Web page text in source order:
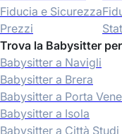
Fiducia e Sicurezza
Prezzi
Trova la Babysitter
Babysitter a Navigli
Babysitter a Brera
Babysitter a Porta
Babysitter a Isola
Babysitter a Città Studi